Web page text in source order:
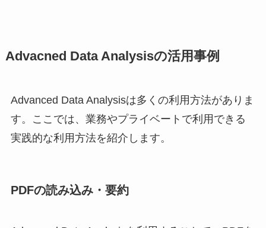
Advacned Data Analysisの活用事例
Advanced Data Analysisは多くの利用方法がありま
す。ここでは、業務やプライベートで利用できる
実践的な利用方法を紹介します。
PDFの読み込み・要約